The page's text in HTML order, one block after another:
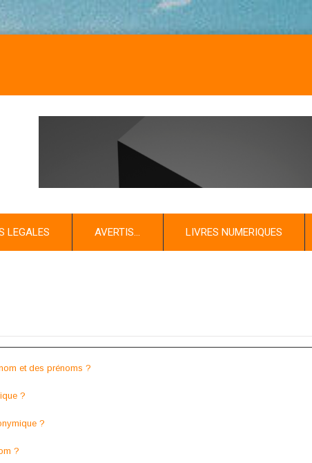
LEGALES AVERTIS… LIVRES NUMERIQUES
et des prénoms ?
?
?
?